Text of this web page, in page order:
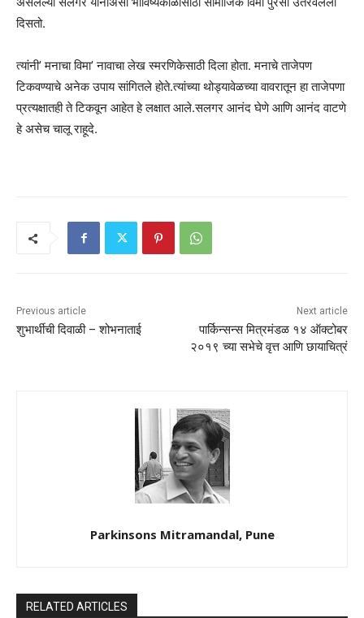
दिसतो.
त्यांनी’ मनाचा विमा’ नावाचा लेख स्मरणिकेसाठी दिला होता. मनाचे ताजेपण
टिकवण्याचे अनेक उपाय सांगितले होते.त्यांच्या थोड्यावेळच्या वावरातून हा ताजेपणा
प्रत्यक्षातही ते टिकवून आहेत हे लक्षात आले.सलगर आनंद घेणे आणि आनंद वाटणे
हे असेच चालू राहूदे.
Previous article
शुभार्थीची दिवाळी – शोभनाताई
Next article
पार्किन्सन्स मित्रमंडळ १४ ऑक्टोबर
२०१९ च्या सभेचे वृत्त आणि छायाचित्रं
Parkinsons Mitramandal, Pune
RELATED ARTICLES